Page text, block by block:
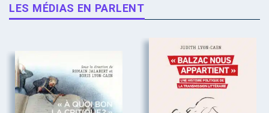
LES MÉDIAS EN PARLENT